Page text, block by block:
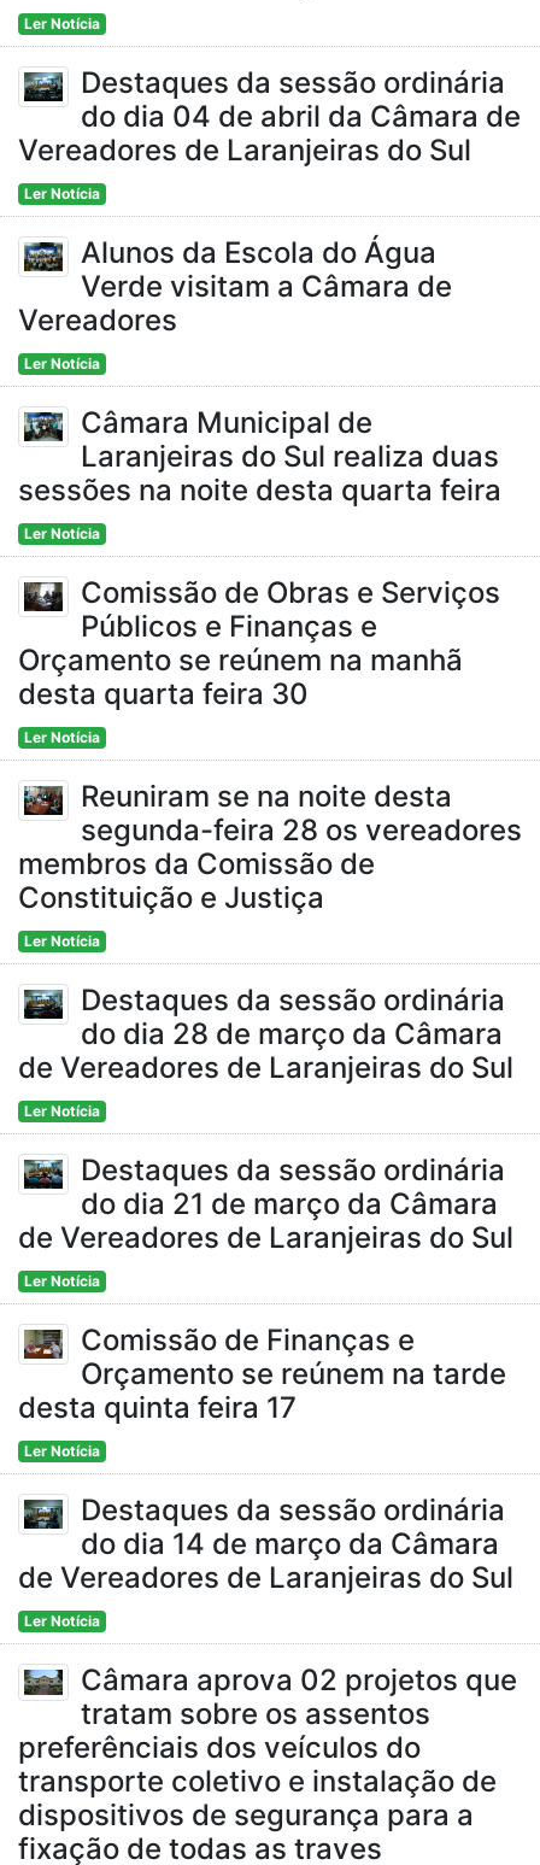
Ler Notícia
Destaques da sessão ordinária
do dia 04 de abril da Câmara de
Vereadores de Laranjeiras do Sul
Ler Notícia
Alunos da Escola do Água
Verde visitam a Câmara de
Vereadores
Ler Notícia
Câmara Municipal de
Laranjeiras do Sul realiza duas
sessões na noite desta quarta feira
Ler Notícia
Comissão de Obras e Serviços
Públicos e Finanças e
Orçamento se reúnem na manhã
desta quarta feira 30
Ler Notícia
Reuniram se na noite desta
segunda-feira 28 os vereadores
membros da Comissão de
Constituição e Justiça
Ler Notícia
Destaques da sessão ordinária
do dia 28 de março da Câmara
de Vereadores de Laranjeiras do Sul
Ler Notícia
Destaques da sessão ordinária
do dia 21 de março da Câmara
de Vereadores de Laranjeiras do Sul
Ler Notícia
Comissão de Finanças e
Orçamento se reúnem na tarde
desta quinta feira 17
Ler Notícia
Destaques da sessão ordinária
do dia 14 de março da Câmara
de Vereadores de Laranjeiras do Sul
Ler Notícia
Câmara aprova 02 projetos que
tratam sobre os assentos
preferênciais dos veículos do
transporte coletivo e instalação de
dispositivos de segurança para a
fixação de todas as traves